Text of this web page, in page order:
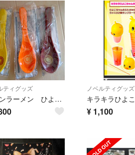
ティグッズ
チキンラーメン ひよこちゃん オリジナルECOれんげ3色セット
ノベルティグッズ
¥ 1,100